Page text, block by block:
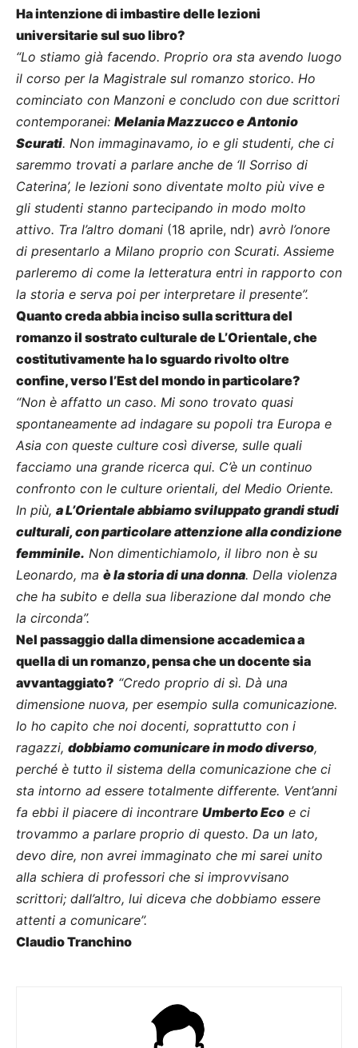
Ha intenzione di imbastire delle lezioni
universitarie sul suo libro?
“Lo stiamo già facendo. Proprio ora sta avendo luogo
il corso per la Magistrale sul romanzo storico. Ho
cominciato con Manzoni e concludo con due scrittori
contemporanei: Melania Mazzucco e Antonio
Scurati. Non immaginavamo, io e gli studenti, che ci
saremmo trovati a parlare anche de ‘Il Sorriso di
Caterina’, le lezioni sono diventate molto più vive e
gli studenti stanno partecipando in modo molto
attivo. Tra l’altro domani (18 aprile, ndr) avrò l’onore
di presentarlo a Milano proprio con Scurati. Assieme
parleremo di come la letteratura entri in rapporto con
la storia e serva poi per interpretare il presente”.
Quanto creda abbia inciso sulla scrittura del
romanzo il sostrato culturale de L’Orientale, che
costitutivamente ha lo sguardo rivolto oltre
confine, verso l’Est del mondo in particolare?
“Non è affatto un caso. Mi sono trovato quasi
spontaneamente ad indagare su popoli tra Europa e
Asia con queste culture così diverse, sulle quali
facciamo una grande ricerca qui. C’è un continuo
confronto con le culture orientali, del Medio Oriente.
In più, a L’Orientale abbiamo sviluppato grandi studi
culturali, con particolare attenzione alla condizione
femminile. Non dimentichiamolo, il libro non è su
Leonardo, ma è la storia di una donna. Della violenza
che ha subito e della sua liberazione dal mondo che
la circonda”.
Nel passaggio dalla dimensione accademica a
quella di un romanzo, pensa che un docente sia
avvantaggiato? “Credo proprio di sì. Dà una
dimensione nuova, per esempio sulla comunicazione.
Io ho capito che noi docenti, soprattutto con i
ragazzi, dobbiamo comunicare in modo diverso,
perché è tutto il sistema della comunicazione che ci
sta intorno ad essere totalmente differente. Vent’anni
fa ebbi il piacere di incontrare Umberto Eco e ci
trovammo a parlare proprio di questo. Da un lato,
devo dire, non avrei immaginato che mi sarei unito
alla schiera di professori che si improvvisano
scrittori; dall’altro, lui diceva che dobbiamo essere
attenti a comunicare”.
Claudio Tranchino